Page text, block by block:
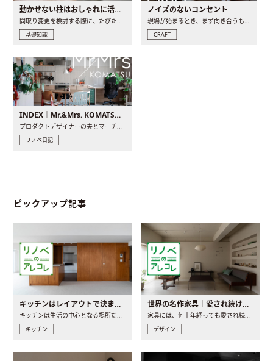
動かせない柱はおしゃれに活用！柱を魅せるリノベーション(リノベ)4選
間取り変更を検討する際に、たびたび皆さんの頭を悩ませる動か..
基礎知識
ノイズのないコンセント
現場が始まるとき、まず向き合うものの一つがコンセントです..
CRAFT
INDEX｜Mr.&Mrs. KOMATSU renovation diary
プロダクトデザイナーの夫とマーチャンダイザーの妻が、夫婦で..
リノベ日記
ピックアップ記事
キッチンはレイアウトで決まる。後悔しないための考え方と選び方
キッチンは生活の中心となる場所だからこそ、家の中のどこに置..
キッチン
世界の名作家具｜愛され続ける理由と一生モノとの出会い方
家具には、何十年経っても愛され続ける「名作」と呼ばれるもの..
デザイン